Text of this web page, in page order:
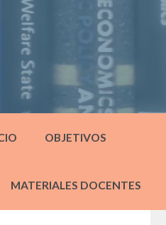
OBJETIVOS
MATERIALES DOCENTES